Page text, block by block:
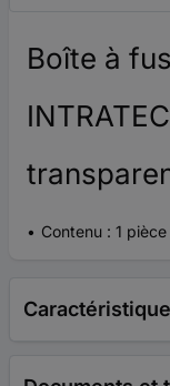
Boîte à
Contenu : 1 pièce